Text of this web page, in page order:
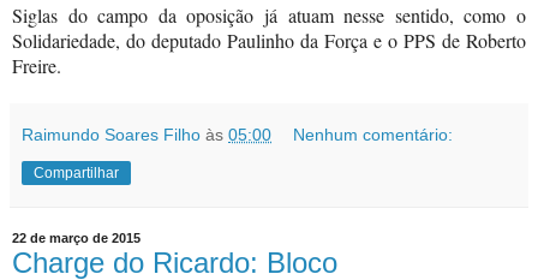
Siglas do campo da oposição já atuam nesse sentido, como o
Solidariedade, do deputado Paulinho da Força e o PPS de Roberto
Freire.
Raimundo Soares Filho às 05:00 Nenhum comentário:
Compartilhar
22 de março de 2015
Charge do Ricardo: Bloco